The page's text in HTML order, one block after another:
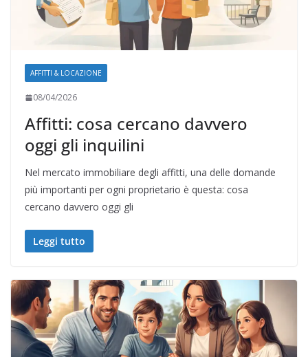
AFFITTI & LOCAZIONE
08/04/2026
Affitti: cosa cercano davvero
oggi gli inquilini
Nel mercato immobiliare degli affitti, una delle domande
più importanti per ogni proprietario è questa: cosa
cercano davvero oggi gli
Leggi tutto